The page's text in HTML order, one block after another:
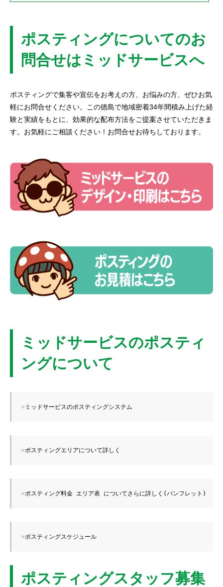
ポスティングについてのお
問合せはミッドサービスへ
ポスティングで集客や宣伝をお考えの方、お悩みの方、ぜひお気
軽にお問合せください。この徳島で地域密着34年間積み上げた経
験と実績をもとに、効果的な配布方法をご提案させていただきま
す。お気軽にご相談ください！お問合せお待ちしております。
ミッドサービスのポスティ
ングについて
☞ミッドサービスのポスティングシステム
☞ポスティングエリアについて詳しく
☞ポスティング料金 エリア表 についてさらに詳しく(パンフレット)
☞ポスティングスケジュール
ポスティングスタッフ募集